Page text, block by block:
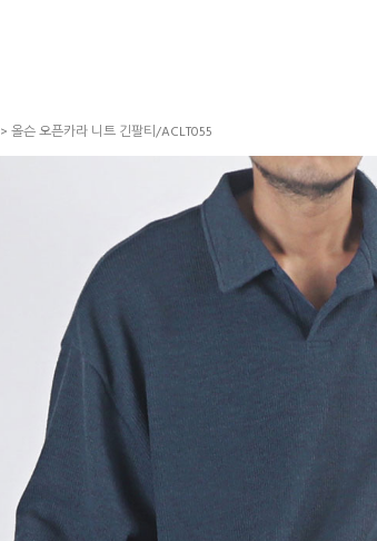
> 올슨 오픈카라 니트 긴팔티/ACLT055